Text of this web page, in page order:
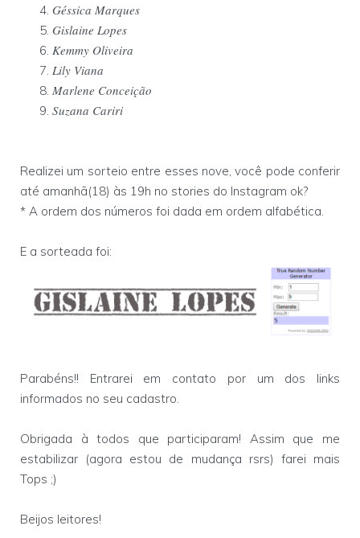
Géssica Marques
Gislaine Lopes
Kemmy Oliveira
Lily Viana
Marlene Conceição
Suzana Cariri
Realizei um sorteio entre esses nove, você pode conferir
até amanhã(18) às 19h no stories do Instagram ok?
* A ordem dos números foi dada em ordem alfabética.
E a sorteada foi:
Parabéns!! Entrarei em contato por um dos links
informados no seu cadastro.
Obrigada à todos que participaram! Assim que me
estabilizar (agora estou de mudança rsrs) farei mais
Tops ;)
Beijos leitores!